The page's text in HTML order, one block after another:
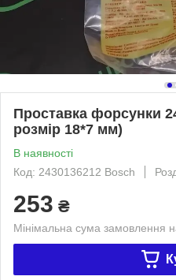
Проставка форсунки
розмір 18*7 мм)
В наявності
Код: 2430136212 Bosch
253 ₴
Мінімальна сума замовлення